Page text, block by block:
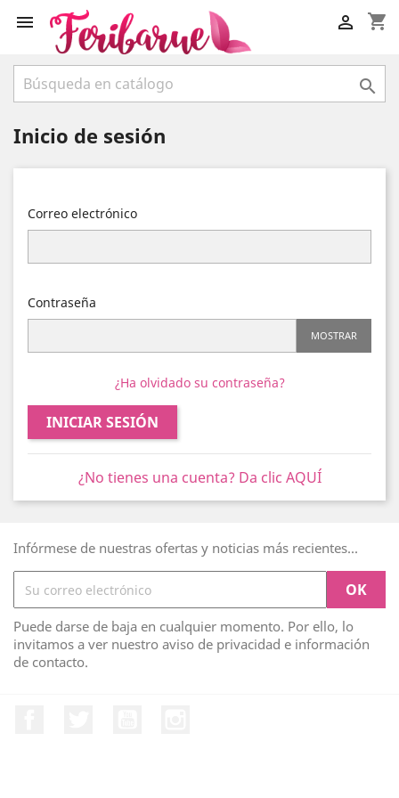
 shopping_cart


Inicio de sesión
Correo electrónico
Contraseña
MOSTRAR
¿Ha olvidado su contraseña?
INICIAR SESIÓN
¿No tienes una cuenta? Da clic AQUÍ
Infórmese de nuestras ofertas y noticias más recientes...
Puede darse de baja en cualquier momento. Por ello, lo
invitamos a ver nuestro aviso de privacidad e información
de contacto.